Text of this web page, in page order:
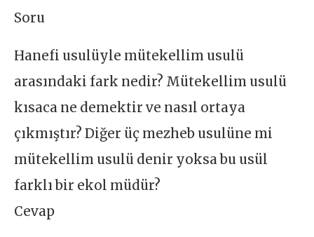
Soru
Hanefi usulüyle mütekellim usulü
arasındaki fark nedir? Mütekellim usulü
kısaca ne demektir ve nasıl ortaya
çıkmıştır? Diğer üç mezheb usulüne mi
mütekellim usulü denir yoksa bu usül
farklı bir ekol müdür?
Cevap